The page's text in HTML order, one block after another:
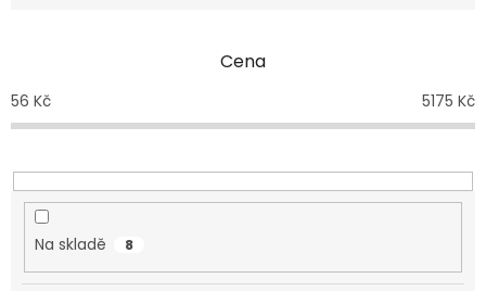
o
d
k
t
Cena
56 Kč 5175 Kč
Na skladě 8